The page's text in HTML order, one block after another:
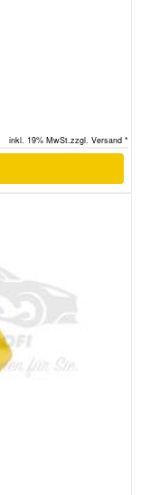
inkl. 19% MwSt.zzgl. Versand *